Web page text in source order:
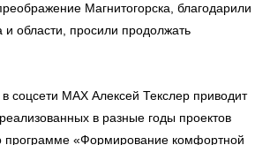
Магнитогорска, благодарили
и области, просили продолжать
соцсети МАХ Алексей Текслер приводит
в разные годы проектов
программе «Формирование комфортной